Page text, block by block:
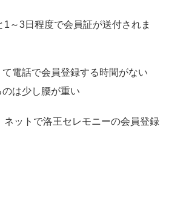
～3日程度で会員証が送付されま
て電話で会員登録する時間がない
は少し腰が重い
ネットで洛王セレモニーの会員登録